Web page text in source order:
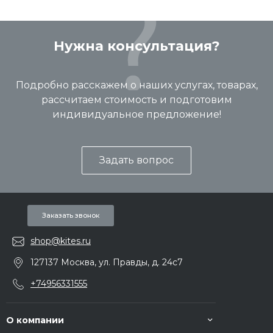
Нужна консультация?
Подробно расскажем о наших услугах, товарах,
рассчитаем стоимость и подготовим
индивидуальное предложение!
Задать вопрос
Заказать звонок
shop@kites.ru
127137 Москва, ул. Правды, д. 24с7
+74956331555
О компании